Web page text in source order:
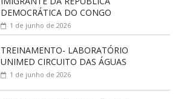
DEMOCRÁTICA DO CONGO
1 de junho de 2026
TREINAMENTO- LABORATÓRIO
UNIMED CIRCUITO DAS ÁGUAS
1 de junho de 2026